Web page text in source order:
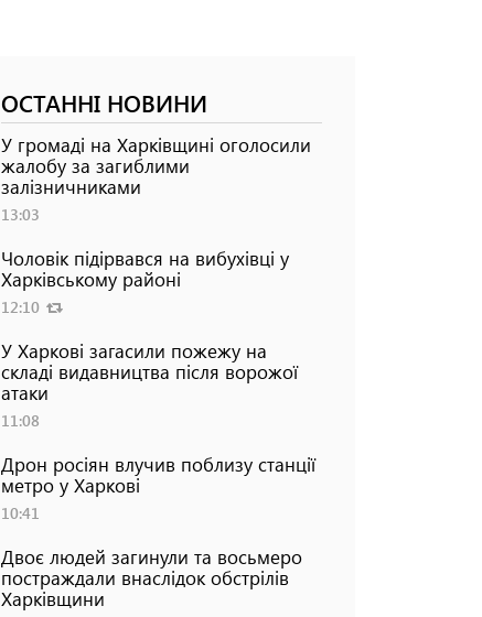
ОСТАННІ НОВИНИ
У громаді на Харківщині оголосили
жалобу за загиблими
залізничниками
13:03
Чоловік підірвався на вибухівці у
Харківському районі
12:10
У Харкові загасили пожежу на
складі видавництва після ворожої
атаки
11:08
Дрон росіян влучив поблизу станції
метро у Харкові
10:41
Двоє людей загинули та восьмеро
постраждали внаслідок обстрілів
Харківщини